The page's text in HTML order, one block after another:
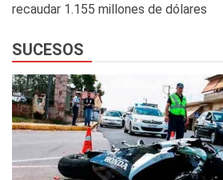
recaudar 1.155 millones de dólares
SUCESOS